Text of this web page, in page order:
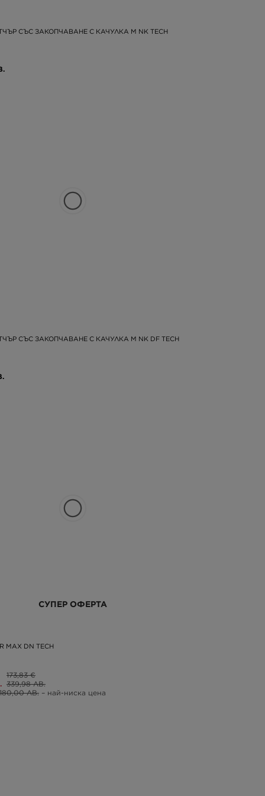
СЪС ЗАКОПЧАВАНЕ С КАЧУЛКА M NK TECH
СЪС ЗАКОПЧАВАНЕ С КАЧУЛКА M NK DF TECH
СУПЕР ОФЕРТА
MAX DN TECH
173,83 €
339,98 ЛВ.
180,00 ЛВ. – най-ниска цена